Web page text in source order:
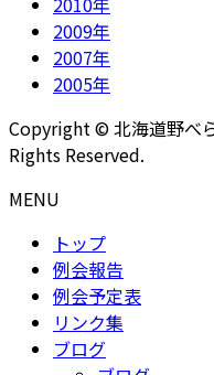
2009年
2007年
2005年
Copyright © 北海道野べ
Rights Reserved.
MENU
トップ
例会報告
例会予定表
リンク集
ブログ